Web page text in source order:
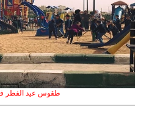
طقوس عيد الفطر